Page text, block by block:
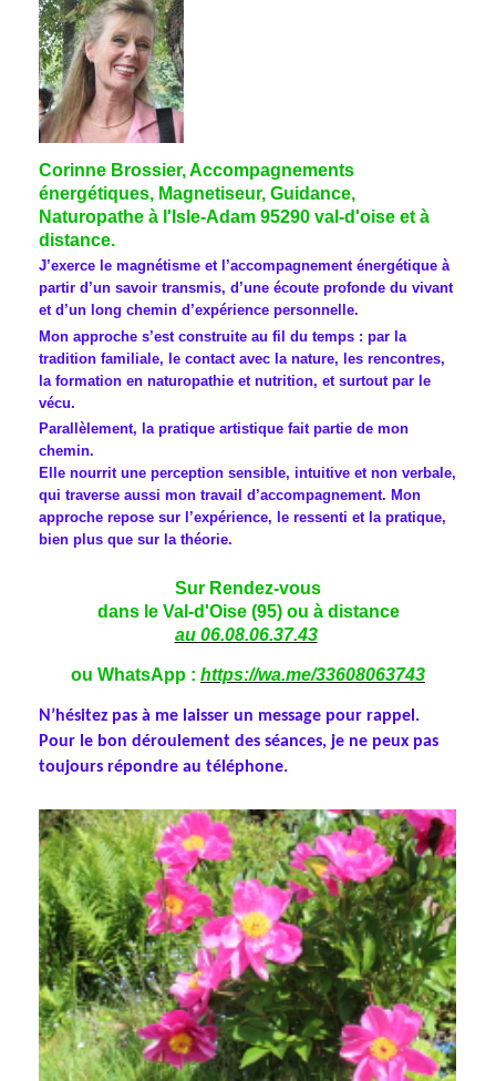
Corinne Brossier, Accompagnements
énergétiques, Magnetiseur, Guidance,
Naturopathe à l'Isle-Adam 95290 val-d'oise et à
distance.
J’exerce le magnétisme et l’accompagnement énergétique à
partir d’un savoir transmis, d’une écoute profonde du vivant
et d’un long chemin d’expérience personnelle.
Mon approche s’est construite au fil du temps : par la
tradition familiale, le contact avec la nature, les rencontres,
la formation en naturopathie et nutrition, et surtout par le
vécu.
Parallèlement, la pratique artistique fait partie de mon
chemin.
Elle nourrit une perception sensible, intuitive et non verbale,
qui traverse aussi mon travail d’accompagnement. Mon
approche repose sur l’expérience, le ressenti et la pratique,
bien plus que sur la théorie.
Sur Rendez-vous
dans le Val-d'Oise (95) ou à distance
au 06.08.06.37.43
ou WhatsApp : https://wa.me/33608063743
N’hésitez pas à me laisser un message pour rappel.
Pour le bon déroulement des séances, je ne peux pas
toujours répondre au téléphone.